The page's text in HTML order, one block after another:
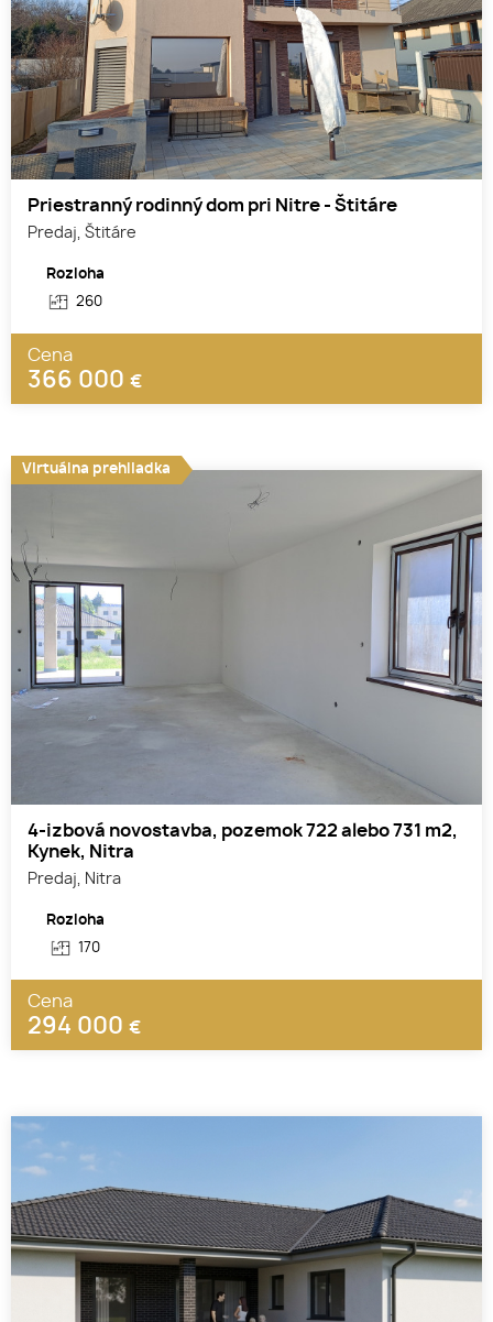
Priestranný rodinný dom pri Nitre - Štitáre
Predaj, Štitáre
Rozloha
260
Cena
366 000 €
4-izbová novostavba, pozemok 722 alebo 731 m2,
Kynek, Nitra
Predaj, Nitra
Rozloha
170
Cena
294 000 €
Virtuálna prehliadka